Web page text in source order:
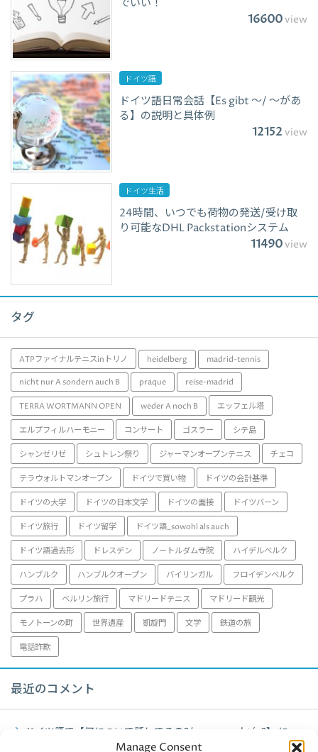
Manage Consent
でいい！
16600view
ドイツ語
ドイツ語日常会話【Es gibt ～/ ～があ
る】の説明と具体例
12152 view
ドイツ生活
24時間、いつでも荷物の発送/受け取
り可能なDHL Packstationシステム
11490view
タグ
ATPファイナルテニスinトリノ heidelberg madrid-tennis
nicht nur A sondern auch B praque reise-madrid
TERRA WORTMANN OPEN weder A noch B エッフェル塔
エルプフィルハーモニー コンサート ゴスラー シテ島
シャンゼリゼ シュトレン祭り ジャーマンオープンテニス チェコ
テラウォルトマンオープン ドイツで買い物 ドイツの会計基準
ドイツの大学 ドイツの日本文学 ドイツの面接 ドイツバーン
ドイツ旅行 ドイツ留学 ドイツ語_sowohl als auch
ドイツ語過去形 ドレスデン ノートルダム寺院 ハイデルベルク
ハンブルク ハンブルクオープン バイリンガル フロイデンベルク
プラハ ベルリン旅行 マドリードテニス マドリード観光
モノトーンの町 世界遺産 凱旋門 文学 鉄道の旅
電話詐欺
最近のコメント
ドイツ語で【何について話してるの?/worum geht´s?】
に